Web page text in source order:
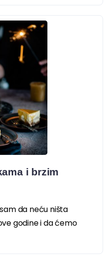
i brzim
da neću ništa
godine i da ćemo